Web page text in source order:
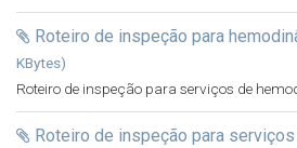
Roteiro de inspeção para
KBytes)
Roteiro de inspeção para serviços de
Roteiro de inspeção para